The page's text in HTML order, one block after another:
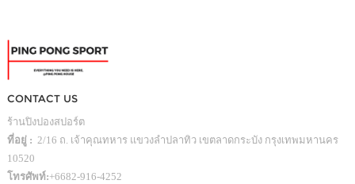
CONTACT US
ร้านปิงปองสปอร์ต
ที่อยู่ : 2/16 ถ. เจ้าคุณทหาร แขวงลำปลาทิว เขตลาดกระบัง กรุงเทพมหานคร
10520
โทรศัพท์:+6682-916-4252